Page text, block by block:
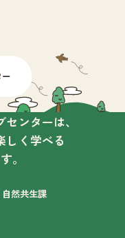
ンターは、
しく学べる
。
然共生課